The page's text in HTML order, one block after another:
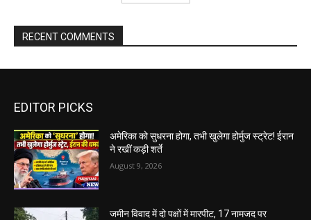
RECENT COMMENTS
EDITOR PICKS
अमेरिका को सुधरना होगा, तभी खुलेगा होर्मुज स्ट्रेट! ईरान
ने रखीं कड़ी शर्ते
August 9, 2026
जमीन विवाद में दो पक्षों में मारपीट, 17 नामजद पर